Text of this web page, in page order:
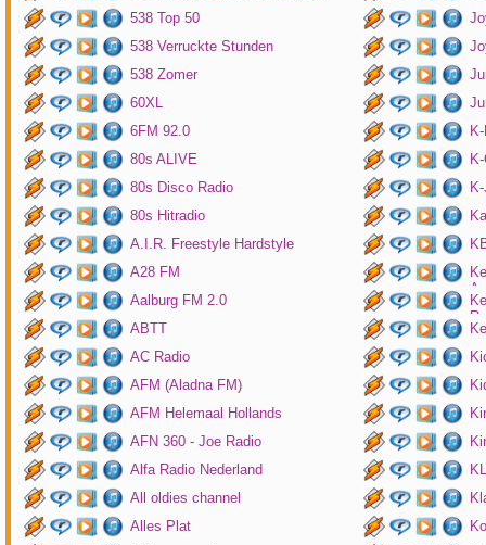
538 Top 50
538 Verruckte Stunden
538 Zomer
60XL
6FM 92.0
80s ALIVE
80s Disco Radio
80s Hitradio
A.I.R. Freestyle Hardstyle
A28 FM
Aalburg FM 2.0
ABTT
AC Radio
AFM (Aladna FM)
AFM Helemaal Hollands
AFN 360 - Joe Radio
Alfa Radio Nederland
All oldies channel
Alles Plat